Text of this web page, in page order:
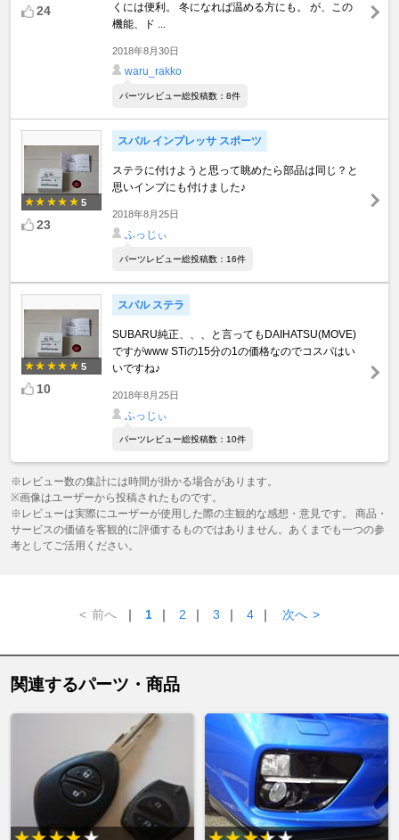
24
くには便利。 冬になれば温める方にも。 が、この
機能、ド ...
2018年8月30日
waru_rakko
パーツレビュー総投稿数：8件
5
23
スバル インプレッサ スポーツ
ステラに付けようと思って眺めたら部品は同じ？と
思いインプにも付けました♪
2018年8月25日
ふっじぃ
パーツレビュー総投稿数：16件
5
10
スバル ステラ
SUBARU純正、、、と言ってもDAIHATSU(MOVE)
ですがwww STiの15分の1の価格なのでコスパはい
いですね♪
2018年8月25日
ふっじぃ
パーツレビュー総投稿数：10件
※レビュー数の集計には時間が掛かる場合があります。
※画像はユーザーから投稿されたものです。
※レビューは実際にユーザーが使用した際の主観的な感想・意見です。 商品・
サービスの価値を客観的に評価するものではありません。あくまでも一つの参
考としてご活用ください。
< 前へ ｜ 1 ｜ 2 ｜ 3 ｜ 4 ｜ 次へ >
関連するパーツ・商品